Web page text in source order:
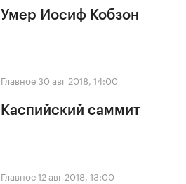
Умер Иосиф Кобзон
Главное30 авг 2018, 14:00
Каспийский саммит
Главное12 авг 2018, 13:00